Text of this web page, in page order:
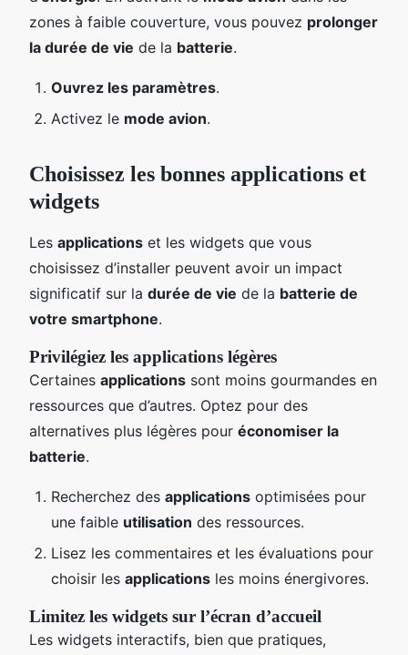
zones à faible couverture, vous pouvez prolonger
la durée de vie de la batterie.
Ouvrez les paramètres.
Activez le mode avion.
Choisissez les bonnes applications et
widgets
Les applications et les widgets que vous
choisissez d’installer peuvent avoir un impact
significatif sur la durée de vie de la batterie de
votre smartphone.
Privilégiez les applications légères
Certaines applications sont moins gourmandes en
ressources que d’autres. Optez pour des
alternatives plus légères pour économiser la
batterie.
Recherchez des applications optimisées pour
une faible utilisation des ressources.
Lisez les commentaires et les évaluations pour
choisir les applications les moins énergivores.
Limitez les widgets sur l’écran d’accueil
Les widgets interactifs, bien que pratiques,